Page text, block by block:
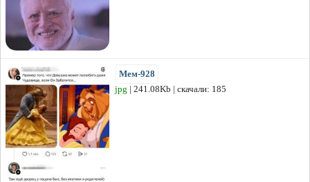
Мем-928
jpg | 241.08Kb | скачали: 185